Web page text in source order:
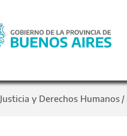
Justicia y Derechos Humanos /